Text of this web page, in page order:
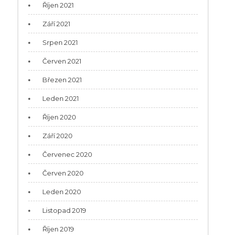
Říjen 2021
Září 2021
Srpen 2021
Červen 2021
Březen 2021
Leden 2021
Říjen 2020
Září 2020
Červenec 2020
Červen 2020
Leden 2020
Listopad 2019
Říjen 2019